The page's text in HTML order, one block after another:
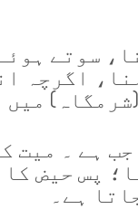
سوتے
اگرچہ
میں
ہے ۔ میت
پس حیض
ہے۔